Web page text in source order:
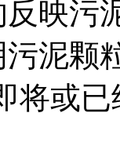
映污
泥颗
将或